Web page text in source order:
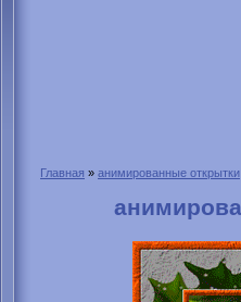
Главная » анимированные открытки